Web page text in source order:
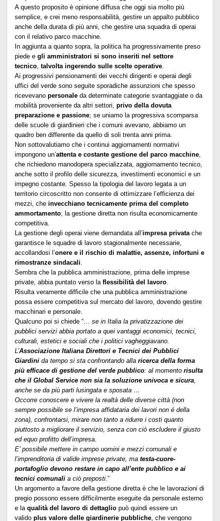
A questo proposito è opinione diffusa che oggi sia molto più
semplice, e crei meno responsabilità, gestire un appalto pubblico
anche della durata di più anni, che gestire una squadra di operai
con il relativo parco macchine.
In aggiunta a quanto sopra, la politica ha progressivamente preso
piede e gli amministratori si sono inseriti nel settore
tecnico, talvolta ingerendo sulle scelte operative.
Ai progressivi pensionamenti dei vecchi dirigenti e operai degli
uffici del verde sono seguite sporadiche assunzioni che spesso
ricevevano personale da determinate categorie svantaggiate o da
mobilità proveniente da altri settori, privo della dovuta
preparazione e passione; se uniamo la progressiva scomparsa
delle scuole di giardinieri che i comuni avevano, abbiamo un
quadro ben differente da quello di soli trenta anni prima.
Non sottovalutiamo che i continui aggiornamenti normativi
impongono un’attenta e costante gestione del parco macchine,
che richiedono manodopera specializzata, aggiornamento tecnico,
anche sotto il profilo delle sicurezza, investimenti economici e un
impegno costante. Spesso la tipologia del lavoro legata a un
territorio circoscritto non consente di ottimizzare l’efficienza dei
mezzi, che invecchiano tecnicamente prima del completo
ammortamento; la gestione diretta non risulta economicamente
competitiva.
La gestione degli operai viene demandata all’impresa privatache
garantisce le squadre di lavoro stagionalmente necessarie,
accollandosi l’onere e il rischio di malattie, assenze, infortuni e
rimostranze sindacali.
Sembra che la pubblica amministrazione, prima delle imprese
private, abbia puntato verso laflessibilità del lavoro.
Risulta veramente difficile che una pubblica amministrazione
possa essere competitiva sul mercato del lavoro, dovendo gestire
macchinari e personale.
Qualcuno poi si chiede “… se in Italia la privatizzazione dei
pubblici servizi abbia portato a quei vantaggi economici, tecnici,
culturali, estetici e sociali che i politici vagheggiavano.
L’Associazione Italiana Direttori e Tecnici dei Pubblici
Giardini da tempo si sta confrontando alla ricerca della forma
più efficace di gestione del verde pubblico: al momento risulta
che il Global Service non sia la soluzione univoca e sicura,
anche se da più parti lusingata e sposata …
Occorre conoscere e vivere la realtà delle diverse città (non
sempre possibile se l’impresa affidataria dei lavori non é della
zona), confrontarsi, mirare non tanto a ridurre i costi quanto
piuttosto a migliorare il servizio, senza con ciò escludere il giusto
ed equo profitto dell’impresa.
E’ possibile mettere in campo uomini e mezzi comunali e
l’imprenditoria di valide imprese private, ma testa-cuore-
portafoglio devono restare in capo all’ente pubblico e ai
tecnici comunali a ciò preposti.”
Un argomento a favore della gestione diretta è che le lavorazioni di
pregio possono essere difficilmente eseguite da personale esterno
e la qualità del lavoro di dettaglio può quindi essere un
valido plus valore delle giardinerie pubbliche, che vengono